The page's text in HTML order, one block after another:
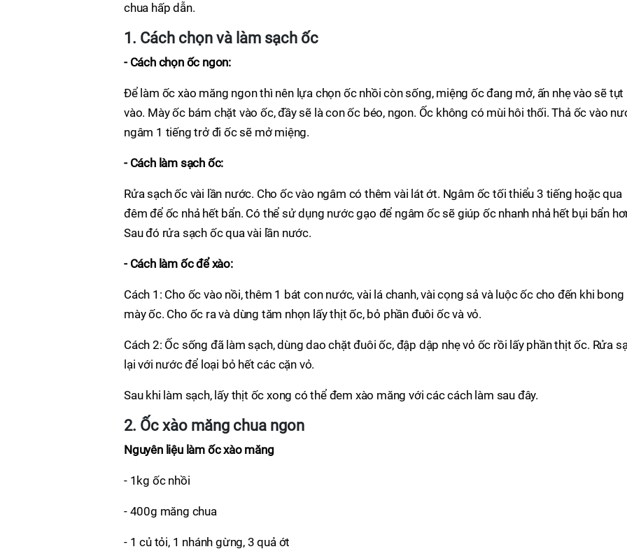
chua hấp dẫn.
1. Cách chọn và làm sạch ốc
- Cách chọn ốc ngon:
Để làm ốc xào măng ngon thì nên lựa chọn ốc nhồi còn sống, miệng ốc đang mở, ấn nhẹ vào sẽ tụt
vào. Mày ốc bám chặt vào ốc, đầy sẽ là con ốc béo, ngon. Ốc không có mùi hôi thối. Thả ốc vào
ngâm 1 tiếng trở đi ốc sẽ mở miệng.
- Cách làm sạch ốc:
Rửa sạch ốc vài lần nước. Cho ốc vào ngâm có thêm vài lát ớt. Ngâm ốc tối thiểu 3 tiếng hoặc qua
đêm để ốc nhả hết bẩn. Có thể sử dụng nước gạo để ngâm ốc sẽ giúp ốc nhanh nhả hết bụi bẩn
Sau đó rửa sạch ốc qua vài lần nước.
- Cách làm ốc để xào:
Cách 1: Cho ốc vào nồi, thêm 1 bát con nước, vài lá chanh, vài cọng sả và luộc ốc cho đến khi bong
mày ốc. Cho ốc ra và dùng tăm nhọn lấy thịt ốc, bỏ phần đuôi ốc và vỏ.
Cách 2: Ốc sống đã làm sạch, dùng dao chặt đuôi ốc, đập dập nhẹ vỏ ốc rồi lấy phần thịt ốc. Rửa
lại với nước để loại bỏ hết các cặn vỏ.
Sau khi làm sạch, lấy thịt ốc xong có thể đem xào măng với các cách làm sau đây.
2. Ốc xào măng chua ngon
Nguyên liệu làm ốc xào măng
- 1kg ốc nhồi
- 400g măng chua
- 1 củ tỏi, 1 nhánh gừng, 3 quả ớt